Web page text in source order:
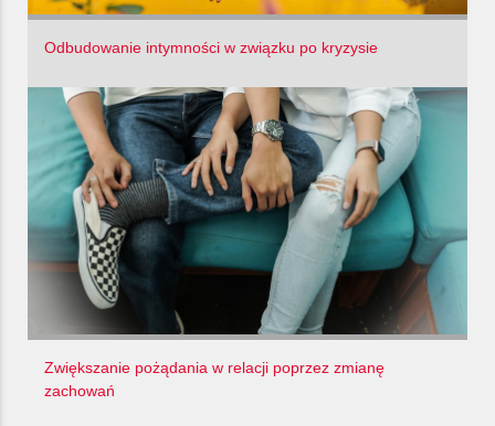
Odbudowanie intymności w związku po kryzysie
Zwiększanie pożądania w relacji poprzez zmianę
zachowań